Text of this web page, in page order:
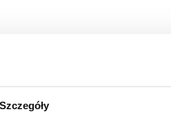
Szczegóły
mocy korzystne dla naszych
opóźnienie liczonymi od dnia
z ustawowymi odsetkami za
zasądzono kwotę 13 284 zł